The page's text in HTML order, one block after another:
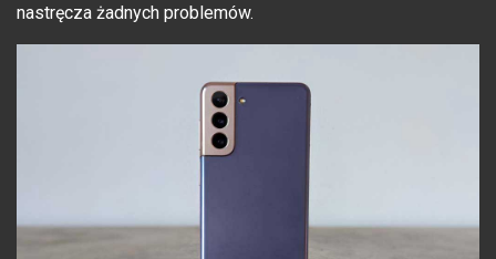
nastręcza żadnych problemów.